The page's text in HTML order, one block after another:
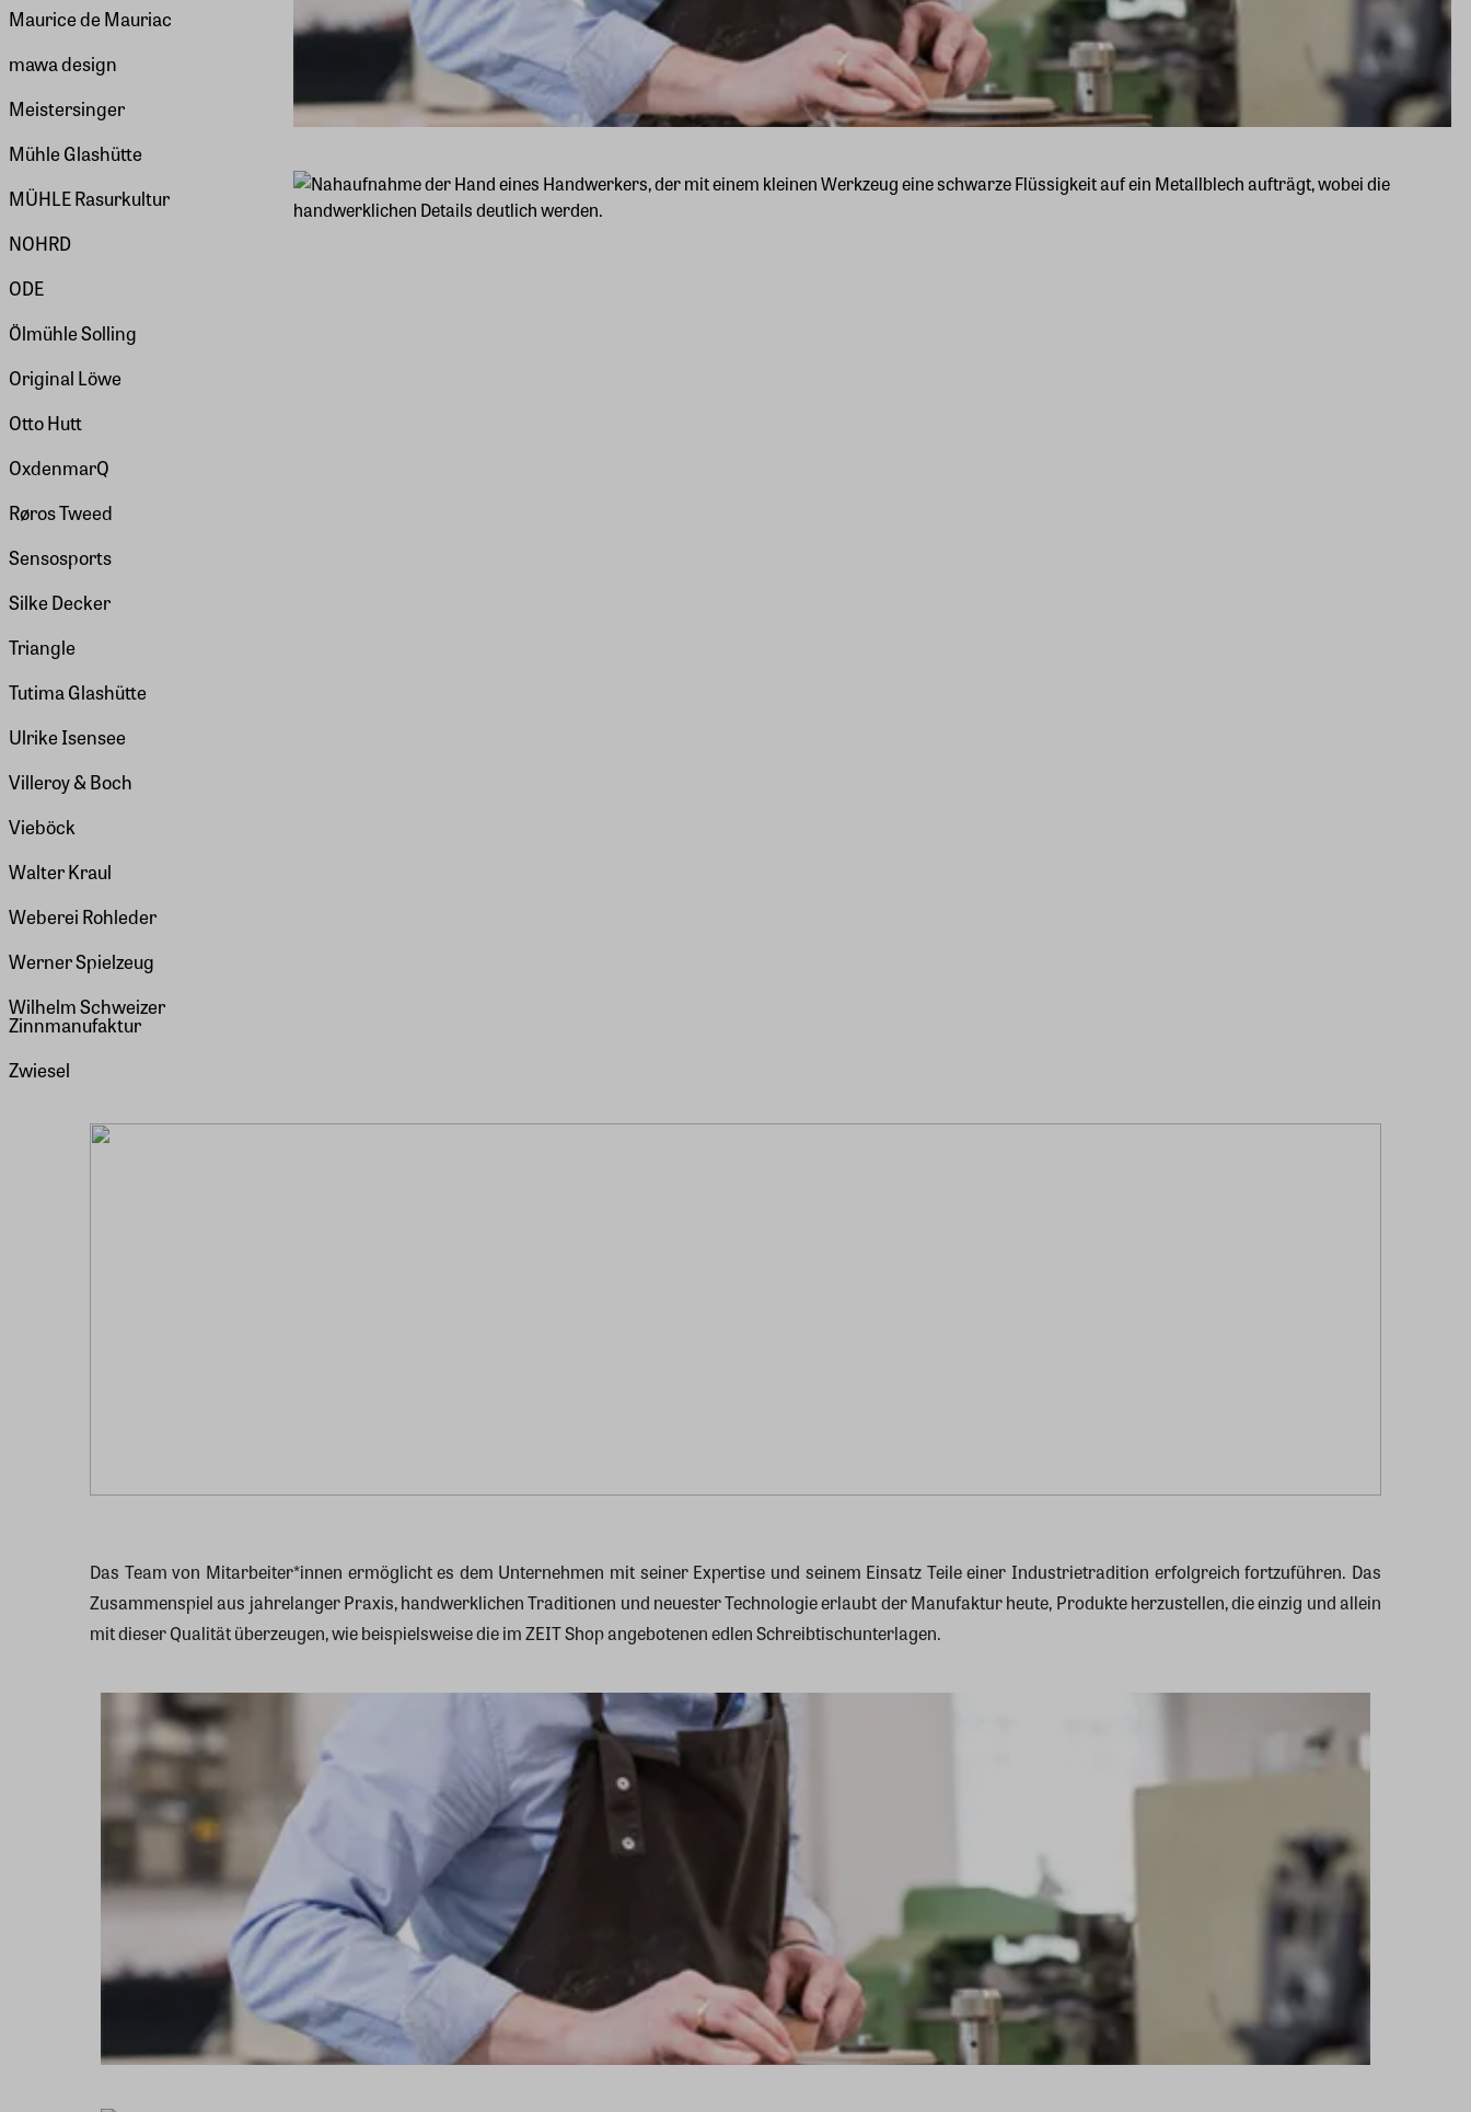
Maurice de Mauriac
mawa design
Meistersinger
Mühle Glashütte
MÜHLE Rasurkultur
NOHRD
ODE
Ölmühle Solling
Original Löwe
Otto Hutt
OxdenmarQ
Røros Tweed
Sensosports
Silke Decker
Triangle
Tutima Glashütte
Ulrike Isensee
Villeroy & Boch
Vieböck
Walter Kraul
Weberei Rohleder
Werner Spielzeug
Wilhelm Schweizer
Zinnmanufaktur
Zwiesel
Das Team von Mitarbeiter*innen ermöglicht es dem Unternehmen mit seiner Expertise und seinem Einsatz Teile einer Industrietradition erfolgreich fortzuführen. Das
Zusammenspiel aus jahrelanger Praxis, handwerklichen Traditionen und neuester Technologie erlaubt der Manufaktur heute, Produkte herzustellen, die einzig und allein
mit dieser Qualität überzeugen, wie beispielsweise die im ZEIT Shop angebotenen edlen Schreibtischunterlagen.